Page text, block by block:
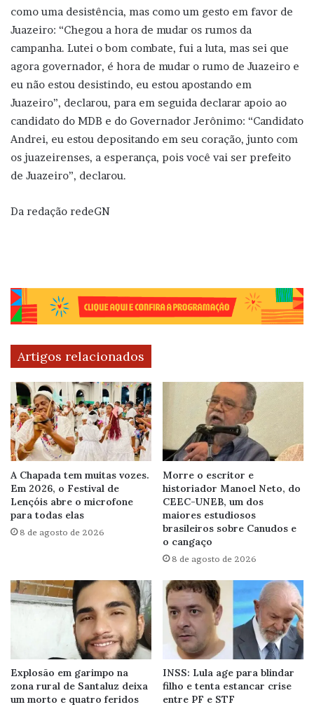
como uma desistência, mas como um gesto em favor de
Juazeiro: “Chegou a hora de mudar os rumos da
campanha. Lutei o bom combate, fui a luta, mas sei que
agora governador, é hora de mudar o rumo de Juazeiro e
eu não estou desistindo, eu estou apostando em
Juazeiro”, declarou, para em seguida declarar apoio ao
candidato do MDB e do Governador Jerônimo: “Candidato
Andrei, eu estou depositando em seu coração, junto com
os juazeirenses, a esperança, pois você vai ser prefeito
de Juazeiro”, declarou.
Da redação redeGN
Artigos relacionados
A Chapada tem muitas vozes.
Em 2026, o Festival de
Lençóis abre o microfone
para todas elas
8 de agosto de 2026
Morre o escritor e
historiador Manoel Neto, do
CEEC-UNEB, um dos
maiores estudiosos
brasileiros sobre Canudos e
o cangaço
8 de agosto de 2026
Explosão em garimpo na
zona rural de Santaluz deixa
um morto e quatro feridos
INSS: Lula age para blindar
filho e tenta estancar crise
entre PF e STF